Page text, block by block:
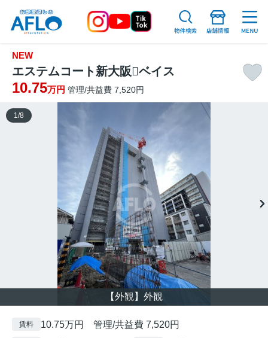
NEW
エステムコート新大阪ベイス
10.75万円 管理/共益費 7,520円
【外観】外観
1 /8
賃料 10.75万円 管理/共益費 7,520円